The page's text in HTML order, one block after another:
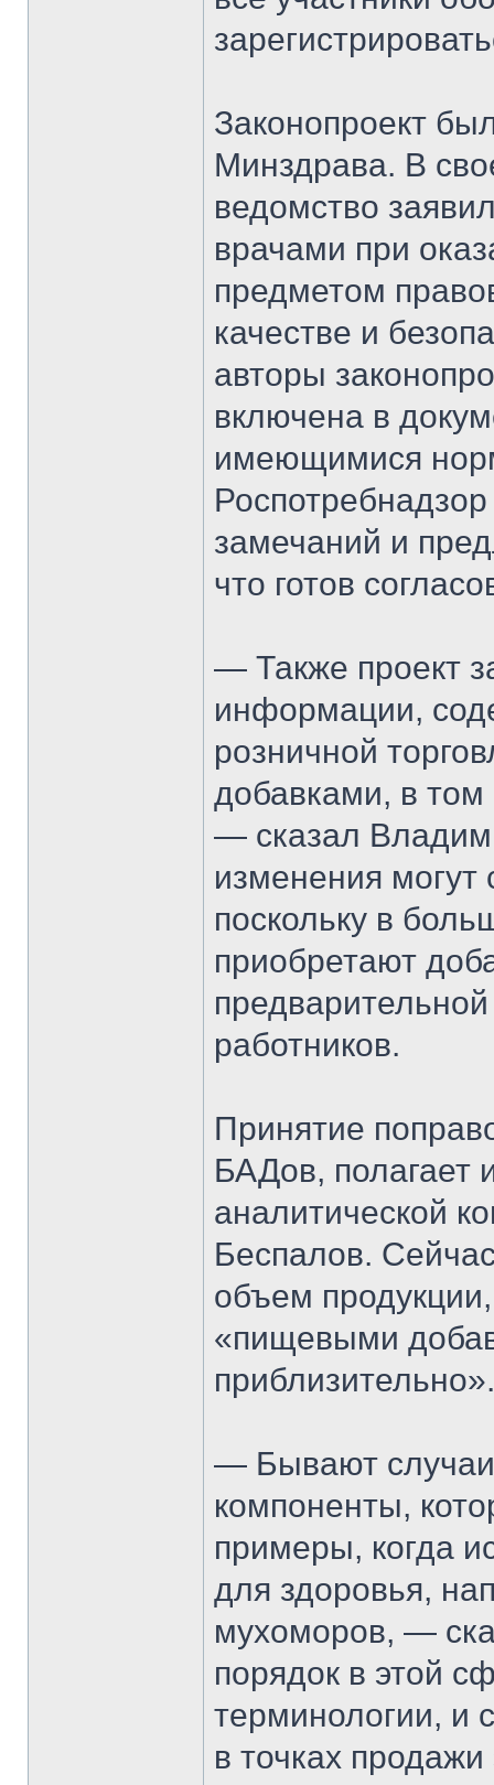
Законопроект
Минздрава. В
ведомство
врачами при
предметом
качестве и
авторы
включена в
имеющимися
замечаний и
что готов
— Также проект
информации,
розничной
добавками, в
— сказал
изменения
поскольку в
приобретают
работников.
Принятие
БАДов, полагает
аналитической
Беспалов.
объем
«пищевыми
приблизительно».
— Бывают случаи,
компоненты,
примеры, когда
для здоровья,
мухоморов, —
порядок в этой
терминологии, и
в точках продажи